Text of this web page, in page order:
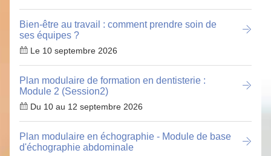
Bien-être au travail : comment prendre soin de
ses équipes ?
Le 10 septembre 2026
Plan modulaire de formation en dentisterie :
Module 2 (Session2)
Du 10 au 12 septembre 2026
Plan modulaire en échographie - Module de base
d'échographie abdominale